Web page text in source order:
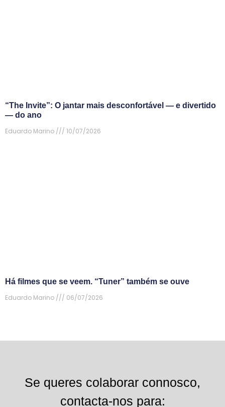
“The Invite”: O jantar mais desconfortável — e divertido
— do ano
Eduardo Marino
10/07/2026
Há filmes que se veem. “Tuner” também se ouve
Eduardo Marino
06/07/2026
Se queres colaborar connosco,
contacta-nos para: